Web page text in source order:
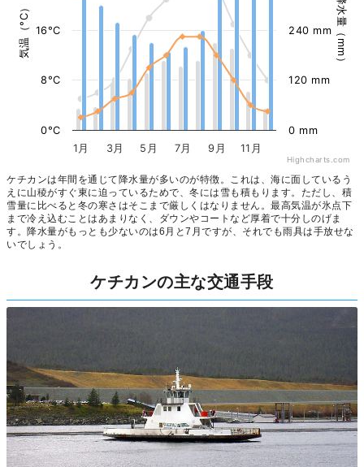
気温（°C） 降水量（mm）
1月 3月 5月 7月 9月 11月
0°C
8°C
16°C
0 mm
120 mm
240 mm
Highcharts.com
ケチカンは年間を通じて降水量が多いのが特徴。これは、海に面しているう
えに山稜がすぐ東に迫っているためで、冬には雪も積もります。ただし、積
雪量に比べると冬の寒さはそこまで厳しくはなりません。最高気温が氷点下
まで冷え込むことはあまりなく、ダウンやコートなど厚着で十分しのげま
す。降水量がもっとも少ないのは6月と7月ですが、それでも雨具は手放せな
いでしょう。
ケチカンの主な交通手段